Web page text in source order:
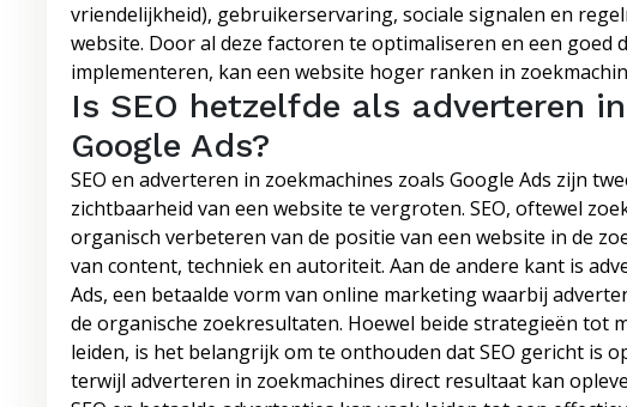
vriendelijkheid), gebruikerservaring, sociale signalen en
website. Door al deze factoren te optimaliseren en een goed
implementeren, kan een website hoger ranken in
Is SEO hetzelfde als adverteren
Google Ads?
SEO en adverteren in zoekmachines zoals Google Ads zijn
zichtbaarheid van een website te vergroten. SEO, oftewel
organisch verbeteren van de positie van een website in de
van content, techniek en autoriteit. Aan de andere kant is
Ads, een betaalde vorm van online marketing waarbij
de organische zoekresultaten. Hoewel beide strategieën tot
leiden, is het belangrijk om te onthouden dat SEO gericht is
terwijl adverteren in zoekmachines direct resultaat kan